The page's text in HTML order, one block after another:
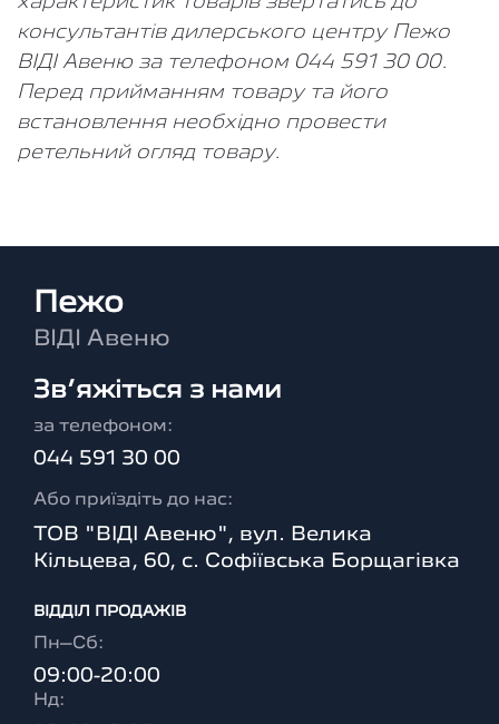
консультантів дилерського центру Пежо
ВІДІ Авеню за телефоном 044 591 30 00.
Перед прийманням товару та його
встановлення необхідно провести
ретельний огляд товару.
Пежо
ВІДІ Авеню
Зв’яжіться з нами
за телефоном:
044 591 30 00
Або приїздіть до нас:
ТОВ "ВІДІ Авеню", вул. Велика
Кільцева, 60, с. Софіївська Борщагівка
ВІДДІЛ ПРОДАЖІВ
Пн–Сб:
09:00-20:00
Нд: